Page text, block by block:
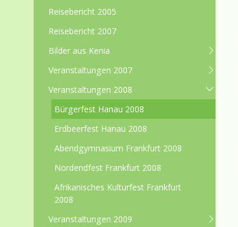
Reisebericht 2005
Reisebericht 2007
Bilder aus Kenia
Veranstaltungen 2007
Veranstaltungen 2008
Bürgerfest Hanau 2008
Erdbeerfest Hanau 2008
Abendgymnasium Frankfurt 2008
Nordendfest Frankfurt 2008
Afrikanisches Kulturfest Frankfurt
2008
Veranstaltungen 2009